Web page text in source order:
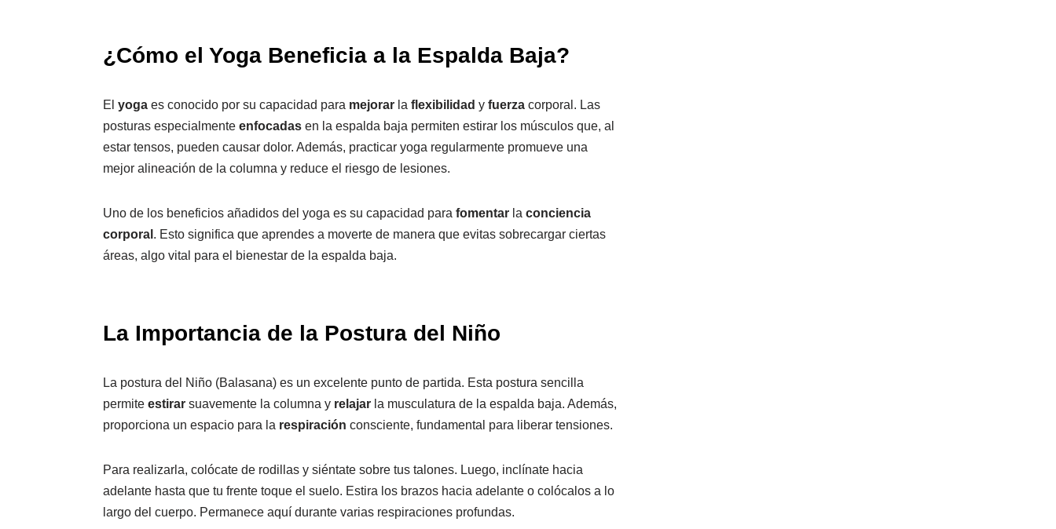
¿Cómo el Yoga Beneficia a la Espalda Baja?
El yoga es conocido por su capacidad para mejorar la flexibilidad y fuerza corporal. Las
posturas especialmente enfocadas en la espalda baja permiten estirar los músculos que, al
estar tensos, pueden causar dolor. Además, practicar yoga regularmente promueve una
mejor alineación de la columna y reduce el riesgo de lesiones.
Uno de los beneficios añadidos del yoga es su capacidad para fomentar la conciencia
corporal . Esto significa que aprendes a moverte de manera que evitas sobrecargar ciertas
áreas, algo vital para el bienestar de la espalda baja.
La Importancia de la Postura del Niño
La postura del Niño (Balasana) es un excelente punto de partida. Esta postura sencilla
permite estirar suavemente la columna y relajar la musculatura de la espalda baja. Además,
proporciona un espacio para la respiración consciente, fundamental para liberar tensiones.
Para realizarla, colócate de rodillas y siéntate sobre tus talones. Luego, inclínate hacia
adelante hasta que tu frente toque el suelo. Estira los brazos hacia adelante o colócalos a lo
largo del cuerpo. Permanece aquí durante varias respiraciones profundas.